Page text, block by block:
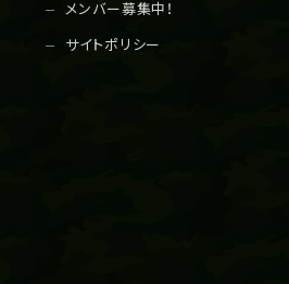
メンバー募集中！
サイトポリシー